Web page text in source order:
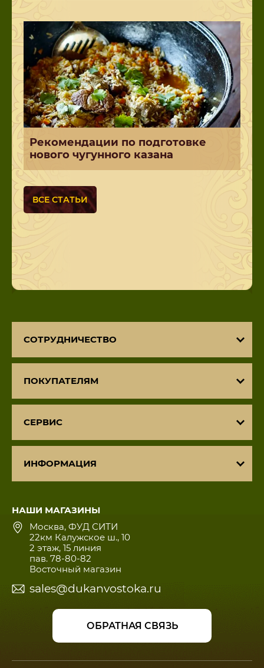
Рекомендации по подготовке
нового чугунного казана
ВСЕ СТАТЬИ
СОТРУДНИЧЕСТВО
ПОКУПАТЕЛЯМ
СЕРВИС
ИНФОРМАЦИЯ
НАШИ МАГАЗИНЫ
Москва, ФУД СИТИ
22км Калужское ш., 10
2 этаж, 15 линия
пав. 78-80-82
Восточный магазин
sales@dukanvostoka.ru
ОБРАТНАЯ СВЯЗЬ